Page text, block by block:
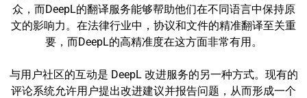
众，而DeepL的翻译服务能够帮助他们在不同语言中保持原
文的影响力。在法律行业中，协议和文件的精准翻译至关重
要，而DeepL的高精准度在这方面非常有用。
与用户社区的互动是 DeepL 改进服务的另一种方式。现有的
评论系统允许用户提出改进建议并报告问题，从而形成一个